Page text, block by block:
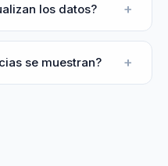
los datos? +
se muestran? +